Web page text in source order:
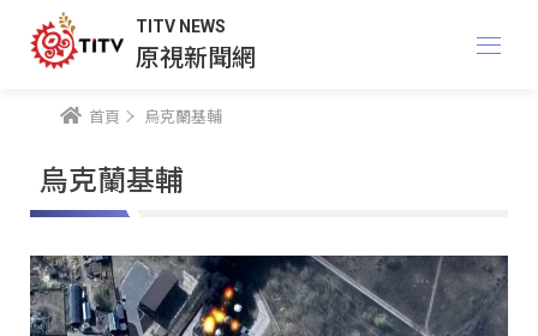
TITV NEWS
原視新聞網
首頁 烏克蘭基輔
烏克蘭基輔